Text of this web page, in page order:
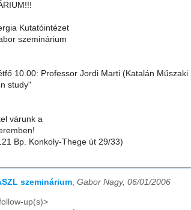
Kutatóintézet
szeminárium
10.00: Professor Jordi Marti (Katalán
study"
várunk a
Bp. Konkoly-Thege út 29/33)
szeminárium, Gabor Nagy, 06/01/2006
up(s)>